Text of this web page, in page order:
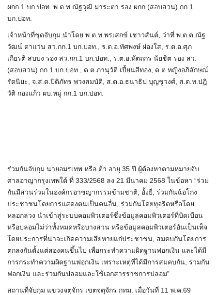
ผกก.1 บก.ปอท. พ.ต.ท.ณัฐวุฒิ มาระตา รอง ผกก.(สอบสวน) กก.1
บก.ปอท.
เจ้าหน้าที่ชุดจับกุม นำโดย พ.ต.ท.พรเสกข์ เชาวสันต์, ว่าที่ พ.ต.ต.ณัฐ
วัฒน์ ตาแว่น สว.กก.1 บก.ปอท., ร.ต.อ.ทัศพงษ์ ผ่องใส, ร.ต.อ.ศุภ
เกียรติ สบบง รอง สว.กก.1 บก.ปอท., ร.ต.อ.หัตถกร นัยชิต รอง สว.
(สอบสวน) กก.1 บก.ปอท., ด.ต.ภานุวัติ เปี้ยนสีทอง, ด.ต.หญิงอภิลักษณ์
รัตนิยะ, จ.ส.ต.ปิติภัทร พวงสมบัติ, ส.ต.อ.ธนาธิป บุญชูวงศ์, ส.ต.ท.ปฎิ
วัติ กองแก้ว ผบ.หมู่ กก.1 บก.ปอท.
ร่วมกันจับกุม นายอมรเทพ หรือ ต้า อายุ 35 ปี ผู้ต้องหาตามหมายจับ
ศาลอาญากรุงเทพใต้ ที่ 333/2568 ลง 21 มีนาคม 2568 ในข้อหา “ร่วม
กันมีส่วนร่วมในองค์กรอาชญากรรมข้ามชาติ, อั้งยี่, ร่วมกันฉ้อโกง
ประชาชนโดยการแสดงตนเป็นคนอื่น, ร่วมกันโดยทุจริตหรือโดย
หลอกลวง นำเข้าสู่ระบบคอมพิวเตอร์ซึ่งข้อมูลคอมพิวเตอร์ที่บิดเบือน
หรือปลอมไม่ว่าทั้งหมดหรือบางส่วน หรือข้อมูลคอมพิวเตอร์อันเป็นเท็จ
โดยประการที่น่าจะเกิดความเสียหายแก่ประชาชน, สมคบกันโดยการ
ตกลงกันตั้งแต่สองคนขึ้นไป เพื่อกระทำความผิดฐานฟอกเงิน และได้มี
การกระทำความผิดฐานฟอกเงิน เพราะเหตุที่ได้มีการสมคบกัน, ร่วมกัน
ฟอกเงิน และร่วมกันปลอมและใช้เอกสารราชการปลอม”
สถานที่จับกุม แขวงจตุจักร เขตจตุจักร กทม. เมื่อวันที่ 11 พ.ค.69